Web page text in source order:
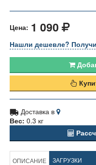
Цена: 1 090
Нашли дешевле?
Доставка в
Вес: 0.3 кг
ОПИСАНИЕ ЗАГРУЗКИ